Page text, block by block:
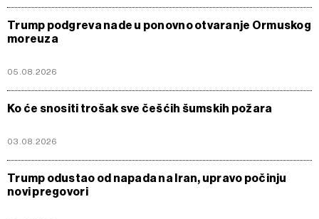
Trump podgreva nade u ponovno otvaranje Ormuskog
moreuza
05.08.2026
Ko će snositi trošak sve češćih šumskih požara
03.08.2026
Trump odustao od napada na Iran, upravo počinju
novi pregovori